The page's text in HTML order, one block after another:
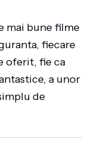
mai bune filme
fiecare
oferit, fie ca
a unor
de